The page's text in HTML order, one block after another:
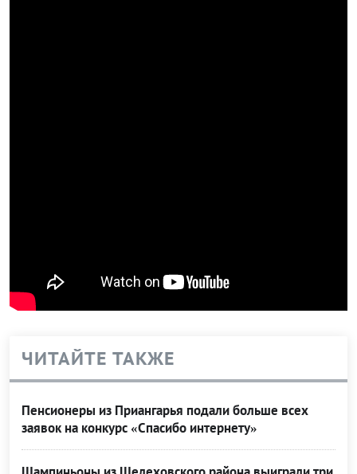
ЧИТАЙТЕ ТАКЖЕ
Пенсионеры из Приангарья подали больше всех
заявок на конкурс «Спасибо интернету»